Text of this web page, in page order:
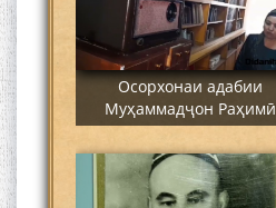
Осорхонаи адабии
Муҳаммадҷон Раҳимӣ